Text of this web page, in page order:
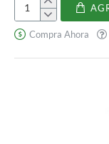
Magnesan
Forte
Plus
Compra Ahora